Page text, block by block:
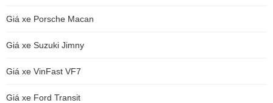
Giá xe Porsche Macan
Giá xe Suzuki Jimny
Giá xe VinFast VF7
Giá xe Ford Transit